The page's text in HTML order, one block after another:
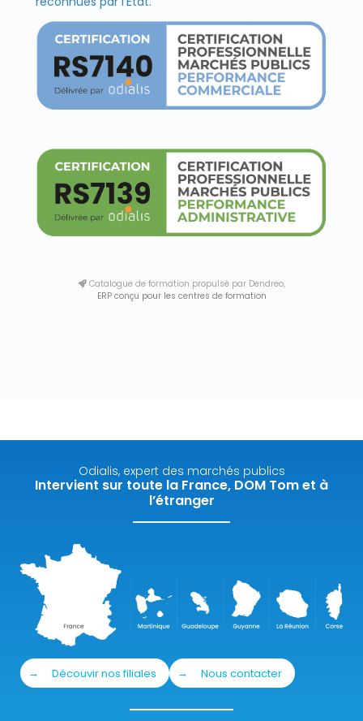
Catalogue de formation propulsé par Dendreo,
ERP conçu pour les centres de formation
Odialis, expert des marchés publics
Intervient sur toute la France, DOM Tom et à
l’étranger
Découvir nos filiales Nous contacter